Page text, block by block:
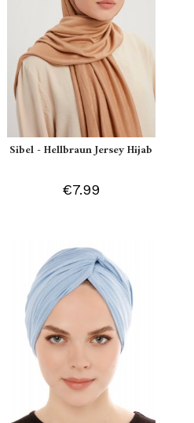
Sibel - Hellbraun Jersey Hijab
€7.99